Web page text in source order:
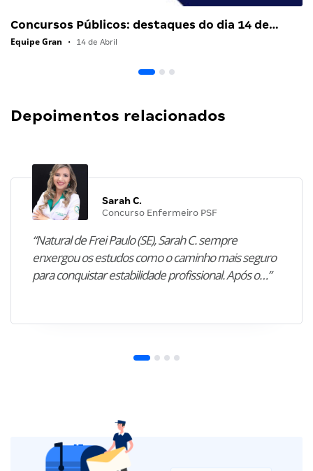
Concursos Públicos: destaques do dia 14 de…
Equipe Gran • 14 de Abril
Depoimentos relacionados
Sarah C.
Concurso Enfermeiro PSF
“Natural de Frei Paulo (SE), Sarah C. sempre
enxergou os estudos como o caminho mais seguro
para conquistar estabilidade profissional. Após o…”